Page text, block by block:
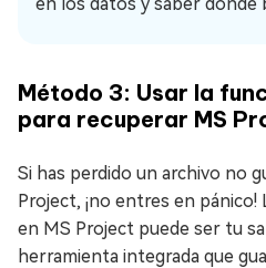
Método 3: Usar la
para recuperar MS
Si has perdido un archivo no
Project, ¡no entres en
en MS Project puede ser tu
herramienta integrada que